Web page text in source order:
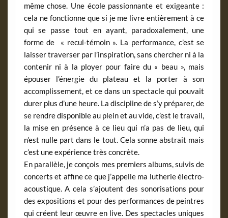
même chose. Une école passionnante et exigeante :
cela ne fonctionne que si je me livre entièrement à ce
qui se passe tout en ayant, paradoxalement, une
forme de « recul-témoin ». La performance, c’est se
laisser traverser par l’inspiration, sans chercher ni à la
contenir ni à la ployer pour faire du « beau », mais
épouser l’énergie du plateau et la porter à son
accomplissement, et ce dans un spectacle qui pouvait
durer plus d’une heure. La discipline de s’y préparer, de
se rendre disponible au plein et au vide, c’est le travail,
la mise en présence à ce lieu qui n’a pas de lieu, qui
n’est nulle part dans le tout. Cela sonne abstrait mais
c’est une expérience très concrète.
En parallèle, je conçois mes premiers albums, suivis de
concerts et affine ce que j’appelle ma lutherie électro-
acoustique. A cela s’ajoutent des sonorisations pour
des expositions et pour des performances de peintres
qui créent leur œuvre en live. Des spectacles uniques